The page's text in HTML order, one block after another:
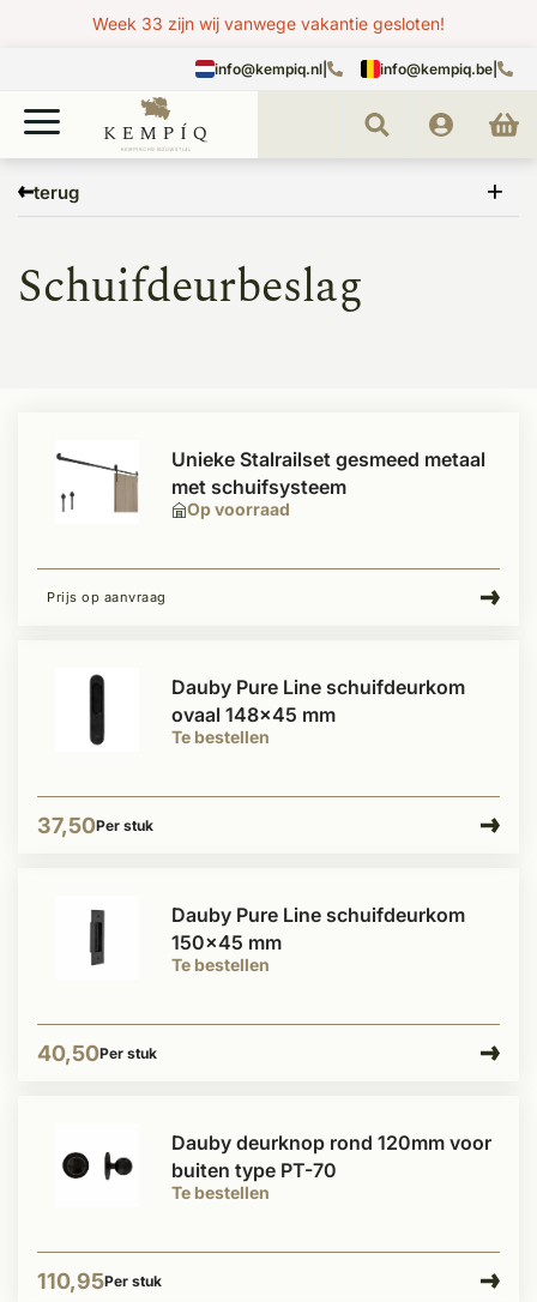
Week 33 zijn wij vanwege vakantie gesloten!
info@kempiq.nl info@kempiq.be
terug
Deuren Binnendeurbeslag
Schuifdeurbeslag
Op voorraad
Unieke Stalrailset gesmeed metaal
met schuifsysteem
Prijs op aanvraag
Te bestellen
Dauby Pure Line schuifdeurkom
ovaal 148x45 mm
37,50Per stuk
Te bestellen
Dauby Pure Line schuifdeurkom
150x45 mm
40,50Per stuk
Te bestellen
Dauby deurknop rond 120mm voor
buiten type PT-70
110,95Per stuk